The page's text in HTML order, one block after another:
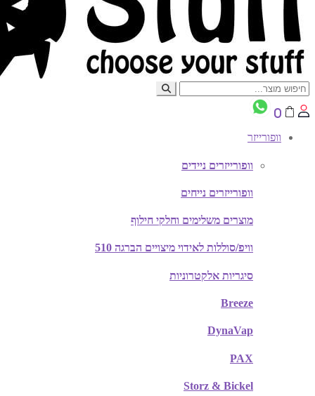
0
וופורייזר
וופורייזרים ניידים
וופורייזרים נייחים
מוצרים משלימים וחלקי חילוף
וויפ/סוללות לאידוי מיצויים הברגה 510
סיגריות אלקטרוניות
Breeze
DynaVap
PAX
Storz & Bickel